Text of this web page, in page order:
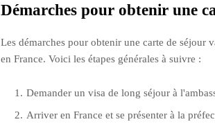
Démarches pour obtenir une
Les démarches pour obtenir une carte de séjour
en France. Voici les étapes générales à suivre :
Demander un visa de long séjour à
Arriver en France et se présenter à la